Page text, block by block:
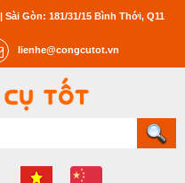
Sài Gòn: 181/31/15 Bình Thới, Q11
lienhe@congcutot.vn